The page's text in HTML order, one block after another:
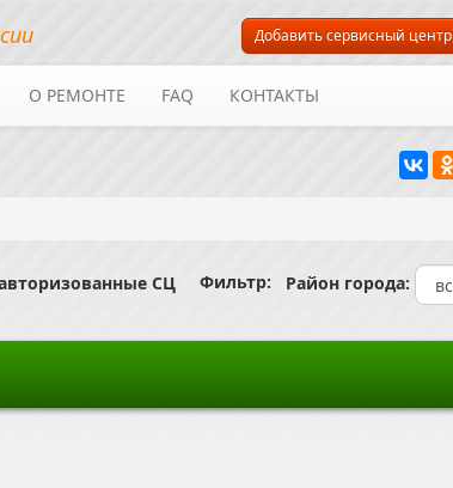
Добавить сервисный центр
О РЕМОНТЕ FAQ КОНТАКТЫ
СЦ Фильтр: Район города: